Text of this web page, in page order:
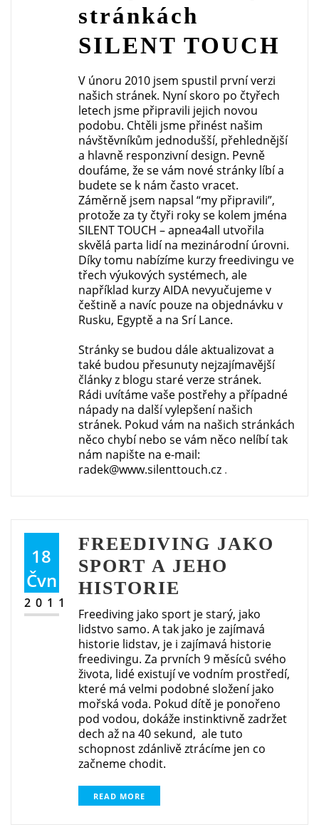
stránkách
SILENT TOUCH
V únoru 2010 jsem spustil první verzi
našich stránek. Nyní skoro po čtyřech
letech jsme připravili jejich novou
podobu. Chtěli jsme přinést našim
návštěvníkům jednodušší, přehlednější
a hlavně responzivní design. Pevně
doufáme, že se vám nové stránky líbí a
budete se k nám často vracet.
Záměrně jsem napsal “my připravili”,
protože za ty čtyři roky se kolem jména
SILENT TOUCH – apnea4all utvořila
skvělá parta lidí na mezinárodní úrovni.
Díky tomu nabízíme kurzy freedivingu ve
třech výukových systémech, ale
například kurzy AIDA nevyučujeme v
češtině a navíc pouze na objednávku v
Rusku, Egyptě a na Srí Lance.
Stránky se budou dále aktualizovat a
také budou přesunuty nejzajímavější
články z blogu staré verze stránek.
Rádi uvítáme vaše postřehy a případné
nápady na další vylepšení našich
stránek. Pokud vám na našich stránkách
něco chybí nebo se vám něco nelíbí tak
nám napište na e-mail:
radek@www.silenttouch.cz .
18
Čvn
2011
FREEDIVING JAKO
SPORT A JEHO
HISTORIE
Freediving jako sport je starý, jako
lidstvo samo. A tak jako je zajímavá
historie lidstav, je i zajímavá historie
freedivingu. Za prvních 9 měsíců svého
života, lidé existují ve vodním prostředí,
které má velmi podobné složení jako
mořská voda. Pokud dítě je ponořeno
pod vodou, dokáže instinktivně zadržet
dech až na 40 sekund, ale tuto
schopnost zdánlivě ztrácíme jen co
začneme chodit.
READ MORE